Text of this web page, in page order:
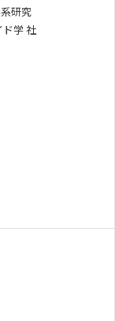
研究
学 社